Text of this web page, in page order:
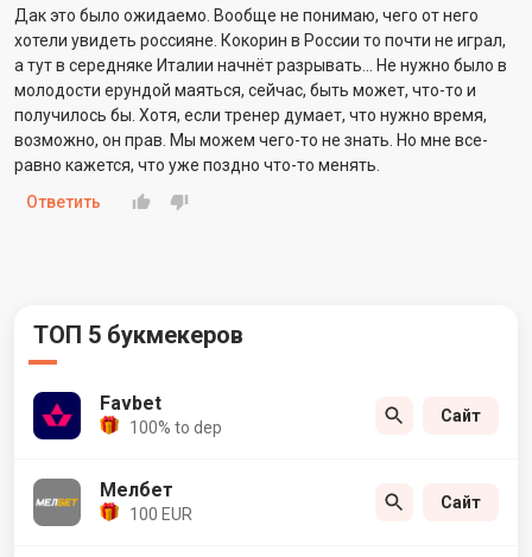
Дак это было ожидаемо. Вообще не понимаю, чего от него
хотели увидеть россияне. Кокорин в России то почти не играл,
а тут в середняке Италии начнёт разрывать... Не нужно было в
молодости ерундой маяться, сейчас, быть может, что-то и
получилось бы. Хотя, если тренер думает, что нужно время,
возможно, он прав. Мы можем чего-то не знать. Но мне все-
равно кажется, что уже поздно что-то менять.
Ответить
ТОП 5 букмекеров
Favbet
100% to dep
Сайт
Мелбет
100 EUR
Сайт